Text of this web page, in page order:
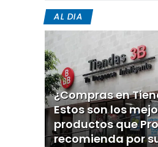
AL DIA
¿Compras en
Estos son los
productos que
recomienda por